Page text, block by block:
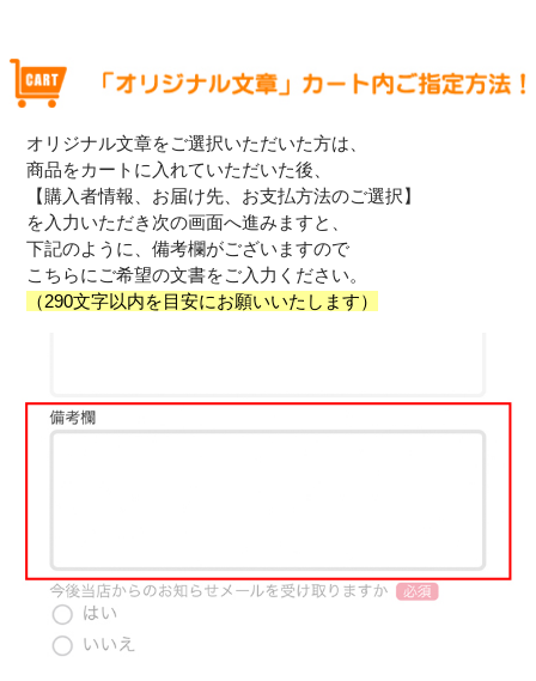
オリジナル文章をご選択いただいた方は、
商品をカートに入れていただいた後、
【購入者情報、お届け先、お支払方法のご選択】
を入力いただき次の画面へ進みますと、
下記のように、備考欄がございますので
こちらにご希望の文書をご入力ください。
（290文字以内を目安にお願いいたします）